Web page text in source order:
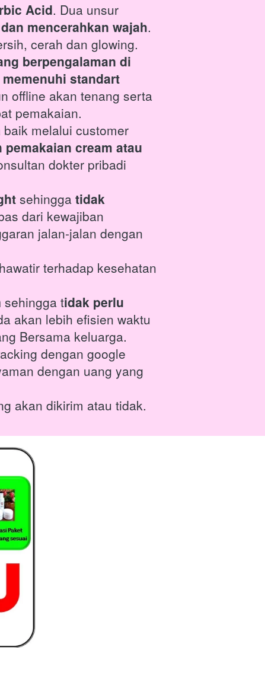
Acid. Dua unsur
mencerahkan wajah.
cerah dan glowing.
berpengalaman di
memenuhi standart
offline akan tenang serta
pemakaian.
baik melalui customer
cream atau
dokter pribadi
sehingga tidak
dari kewajiban
jalan-jalan dengan
terhadap kesehatan
sehingga tidak perlu
akan lebih efisien waktu
Bersama keluarga.
dengan google
dengan uang yang
akan dikirim atau tidak.